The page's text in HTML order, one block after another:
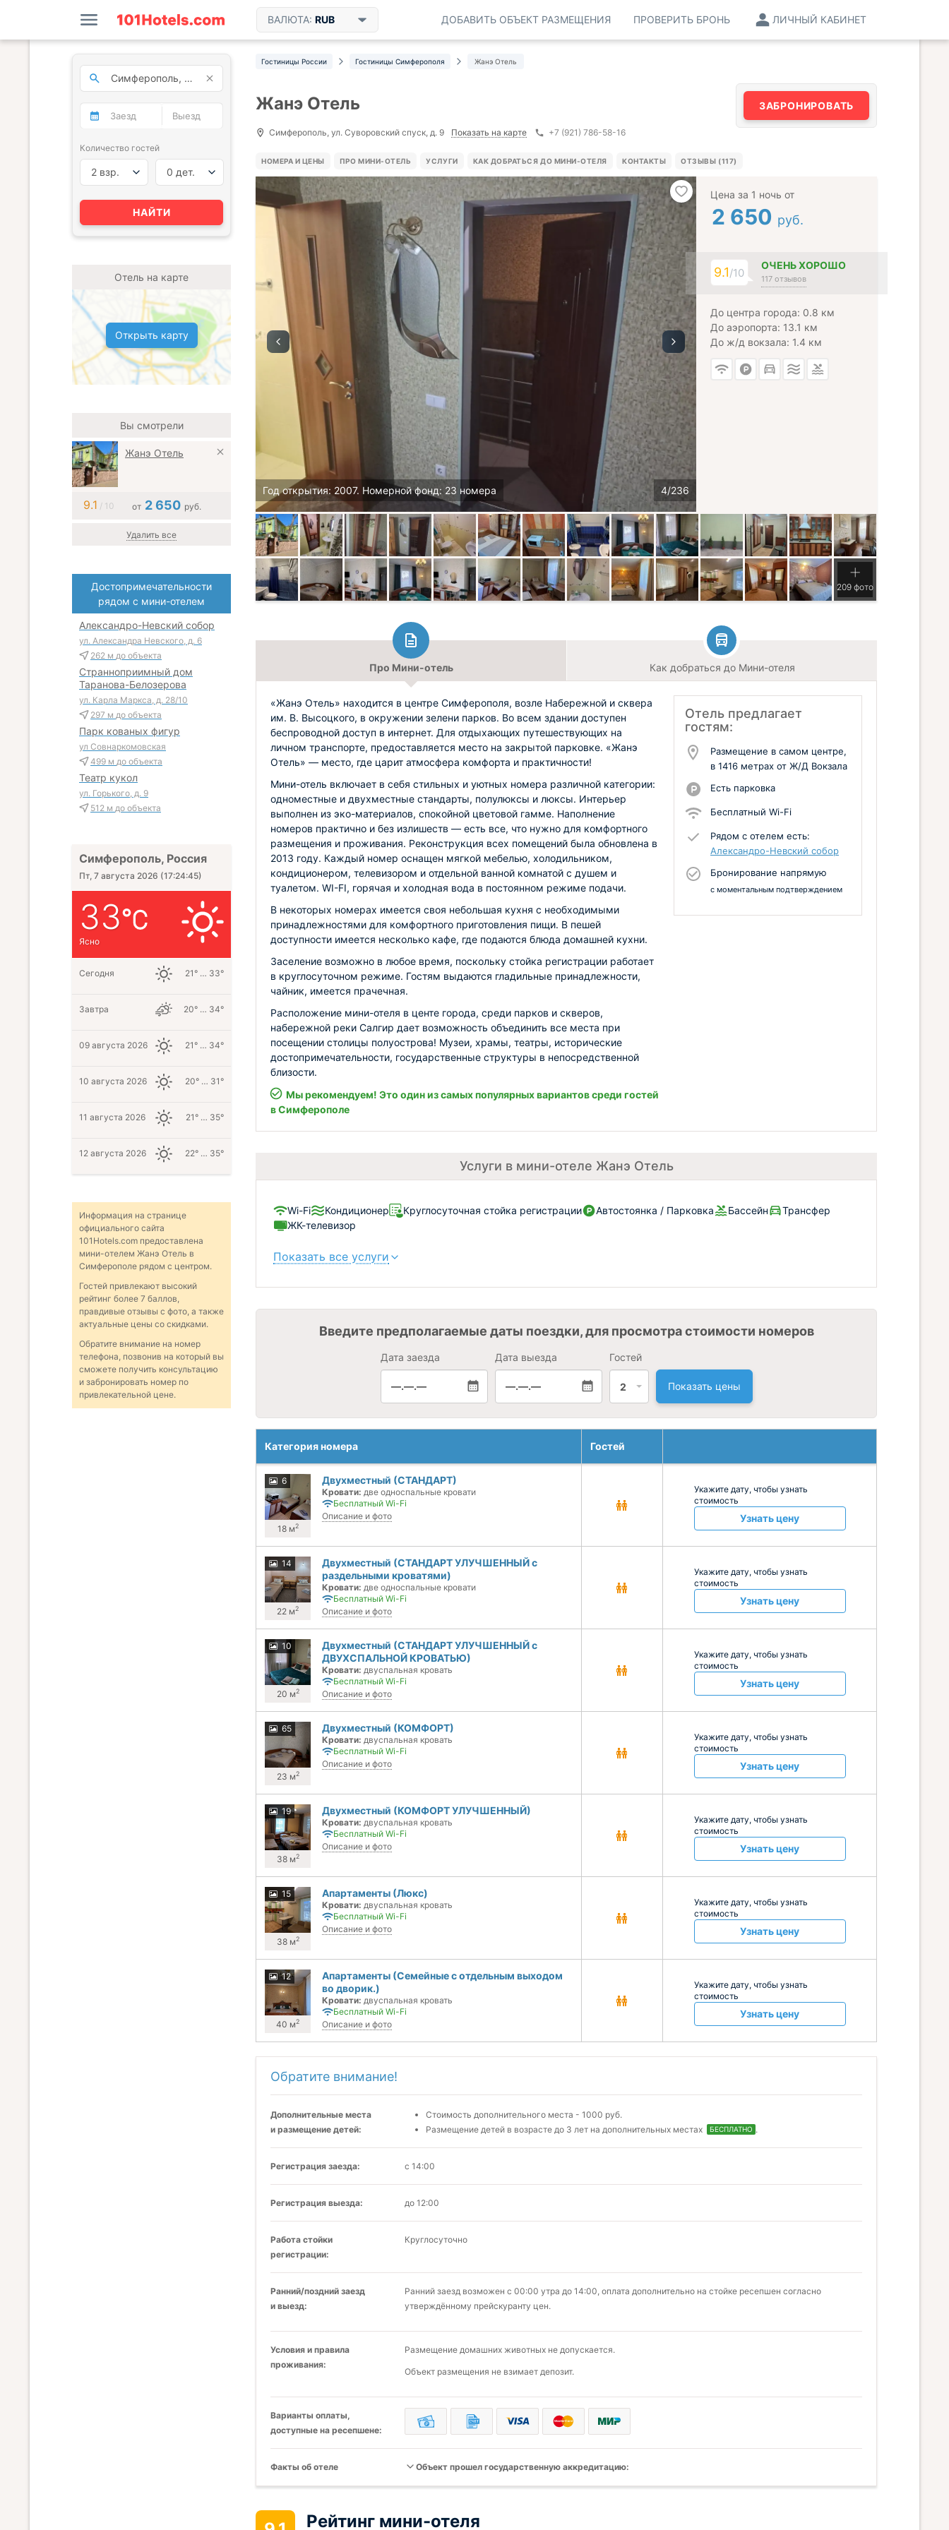
ВАЛЮТА: RUB ЛИЧНЫЙ КАБИНЕТ
ПРОВЕРИТЬ БРОНЬ
ДОБАВИТЬ ОБЪЕКТ РАЗМЕЩЕНИЯ
Гостиницы России Гостиницы Симферополя Жанэ Отель
Жанэ Отель
Симферополь, ул. Суворовский спуск, д. 9 Показать на карте +7 (921) 786-58-16
ЗАБРОНИРОВАТЬ
НОМЕРА И ЦЕНЫ ПРО МИНИ-ОТЕЛЬ УСЛУГИ КАК ДОБРАТЬСЯ ДО МИНИ-ОТЕЛЯ КОНТАКТЫ ОТЗЫВЫ (117)
Год открытия: 2007. Номерной фонд: 23 номера
Цена за 1 ночь от
2 650 руб.
9.1/10
ОЧЕНЬ ХОРОШО
117 отзывов
До центра города: 0.8 км
До аэропорта: 13.1 км
До ж/д вокзала: 1.4 км
209 фото
Про Мини-отель Как добраться до Мини-отеля
Отель предлагает
гостям:
Размещение в самом центре,
в 1416 метрах от Ж/Д Вокзала
Есть парковка
Бесплатный Wi-Fi
Рядом с отелем есть:
Александро-Невский собор
Бронирование напрямую
с моментальным подтверждением
«Жанэ Отель» находится в центре Симферополя, возле Набережной и сквера
им. В. Высоцкого, в окружении зелени парков. Во всем здании доступен
беспроводной доступ в интернет. Для отдыхающих путешествующих на
личном транспорте, предоставляется место на закрытой парковке. «Жанэ
Отель» — место, где царит атмосфера комфорта и практичности!
Мини-отель включает в себя стильных и уютных номера различной категории:
одноместные и двухместные стандарты, полулюксы и люксы. Интерьер
выполнен из эко-материалов, спокойной цветовой гамме. Наполнение
номеров практично и без излишеств — есть все, что нужно для комфортного
размещения и проживания. Реконструкция всех помещений была обновлена в
2013 году. Каждый номер оснащен мягкой мебелью, холодильником,
кондиционером, телевизором и отдельной ванной комнатой с душем и
туалетом. WI-FI, горячая и холодная вода в постоянном режиме подачи.
В некоторых номерах имеется своя небольшая кухня с необходимыми
принадлежностями для комфортного приготовления пищи. В пешей
доступности имеется несколько кафе, где подаются блюда домашней кухни.
Заселение возможно в любое время, поскольку стойка регистрации работает
в круглосуточном режиме. Гостям выдаются гладильные принадлежности,
чайник, имеется прачечная.
Расположение мини-отеля в центе города, среди парков и скверов,
набережной реки Салгир дает возможность объединить все места при
посещении столицы полуострова! Музеи, храмы, театры, исторические
достопримечательности, государственные структуры в непосредственной
близости.
Мы рекомендуем! Это один из самых популярных вариантов среди гостей
в Симферополе
Услуги в мини-отеле Жанэ Отель
Wi-Fi Кондиционер Круглосуточная стойка регистрации Автостоянка / Парковка Бассейн
Трансфер
ЖК-телевизор
Показать все услуги
Введите предполагаемые даты поездки, для просмотра стоимости номеров
Дата заезда
—.—.—
Дата выезда
—.—.—
Гостей
2 Показать цены
Категория номера Гостей
6
18 м2
Двухместный (СТАНДАРТ)
Кровати: две односпальные кровати
Бесплатный Wi-Fi
Описание и фото
Укажите дату, чтобы узнать
стоимость
Узнать цену
14
22 м2
Двухместный (СТАНДАРТ УЛУЧШЕННЫЙ с
раздельными кроватями)
Кровати: две односпальные кровати
Бесплатный Wi-Fi
Описание и фото
Укажите дату, чтобы узнать
стоимость
Узнать цену
10
20 м2
Двухместный (СТАНДАРТ УЛУЧШЕННЫЙ с
ДВУХСПАЛЬНОЙ КРОВАТЬЮ)
Кровати: двуспальная кровать
Бесплатный Wi-Fi
Описание и фото
Укажите дату, чтобы узнать
стоимость
Узнать цену
65
23 м2
Двухместный (КОМФОРТ)
Кровати: двуспальная кровать
Бесплатный Wi-Fi
Описание и фото
Укажите дату, чтобы узнать
стоимость
Узнать цену
19
38 м2
Двухместный (КОМФОРТ УЛУЧШЕННЫЙ)
Кровати: двуспальная кровать
Бесплатный Wi-Fi
Описание и фото
Укажите дату, чтобы узнать
стоимость
Узнать цену
15
38 м2
Апартаменты (Люкс)
Кровати: двуспальная кровать
Бесплатный Wi-Fi
Описание и фото
Укажите дату, чтобы узнать
стоимость
Узнать цену
12
40 м2
Апартаменты (Семейные с отдельным выходом
во дворик.)
Кровати: двуспальная кровать
Бесплатный Wi-Fi
Описание и фото
Укажите дату, чтобы узнать
стоимость
Узнать цену
Обратите внимание!
Дополнительные места
и размещение детей:
Стоимость дополнительного места - 1000 руб.
Размещение детей в возрасте до 3 лет на дополнительных местах
БЕСПЛАТНО .
Регистрация заезда: с 14:00
Регистрация выезда: до 12:00
Работа стойки
регистрации:
Круглосуточно
Ранний/поздний заезд
и выезд:
Ранний заезд возможен с 00:00 утра до 14:00, оплата дополнительно на стойке ресепшен согласно
утверждённому прейскуранту цен.
Условия и правила
проживания:
Размещение домашних животных не допускается.
Объект размещения не взимает депозит.
Варианты оплаты,
доступные на ресепшене:
Факты об отеле Объект прошел государственную аккредитацию:
Рейтинг мини-отеля
Количество гостей
2 взр. 0 дет.
НАЙТИ
Отель на карте
Открыть карту
Вы смотрели
Жанэ Отель
9.1 / 10 от 2 650 руб.
Удалить все
Достопримечательности
рядом с мини-отелем
Александро-Невский собор
ул. Александра Невского, д. 6
262 м до объекта
Странноприимный дом
Таранова-Белозерова
ул. Карла Маркса, д. 28/10
297 м до объекта
Парк кованых фигур
ул Совнаркомовская
499 м до объекта
Театр кукол
ул. Горького, д. 9
512 м до объекта
Симферополь, Россия
Пт, 7 августа 2026 (17:24:47)
33
Ясно
Сегодня 21° … 33°
Завтра 20° … 34°
09 августа 2026 21° … 34°
10 августа 2026 20° … 31°
11 августа 2026 21° … 35°
12 августа 2026 22° … 35°
Информация на странице
официального сайта
101Hotels.com предоставлена
мини-отелем Жанэ Отель в
Симферополе рядом с центром.
Гостей привлекают высокий
рейтинг более 7 баллов,
правдивые отзывы с фото, а также
актуальные цены со скидками.
Обратите внимание на номер
телефона, позвонив на который вы
сможете получить консультацию
и забронировать номер по
привлекательной цене.